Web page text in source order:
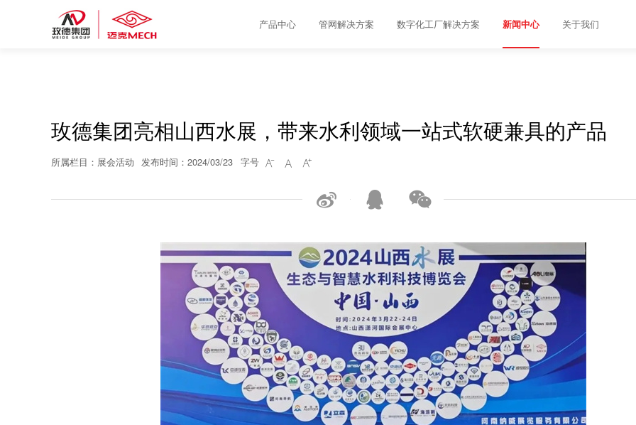
产品中心 管网解决方案 数字化工厂解决方案 新闻中心 关于我们
玫德集团亮相山西水展，带来水利领域一站式软硬兼具的产品
所属栏目：展会活动 发布时间：2024/03/23 字号   
  